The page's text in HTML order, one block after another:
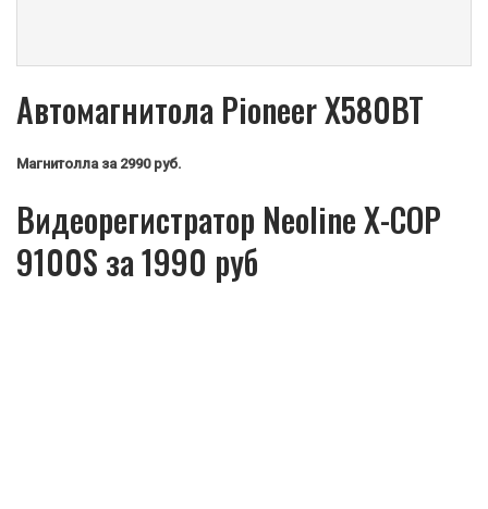
Автомагнитола Pioneer X580BT
Магнитолла за 2990 руб.
Видеорегистратор Neoline X-COP
9100S за 1990 руб